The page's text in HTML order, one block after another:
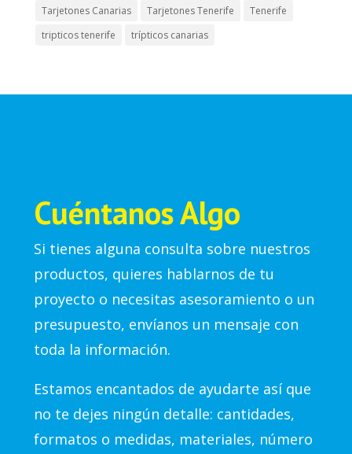
Tarjetones Canarias Tarjetones Tenerife
Tenerife
tripticos tenerife
trípticos canarias
Cuéntanos Algo
Si tienes alguna consulta sobre nuestros
productos, quieres hablarnos de tu
proyecto o necesitas asesoramiento o un
presupuesto, envíanos un mensaje con
toda la información.
Estamos encantados de ayudarte así que
no te dejes ningún detalle: cantidades,
formatos o medidas, materiales, número